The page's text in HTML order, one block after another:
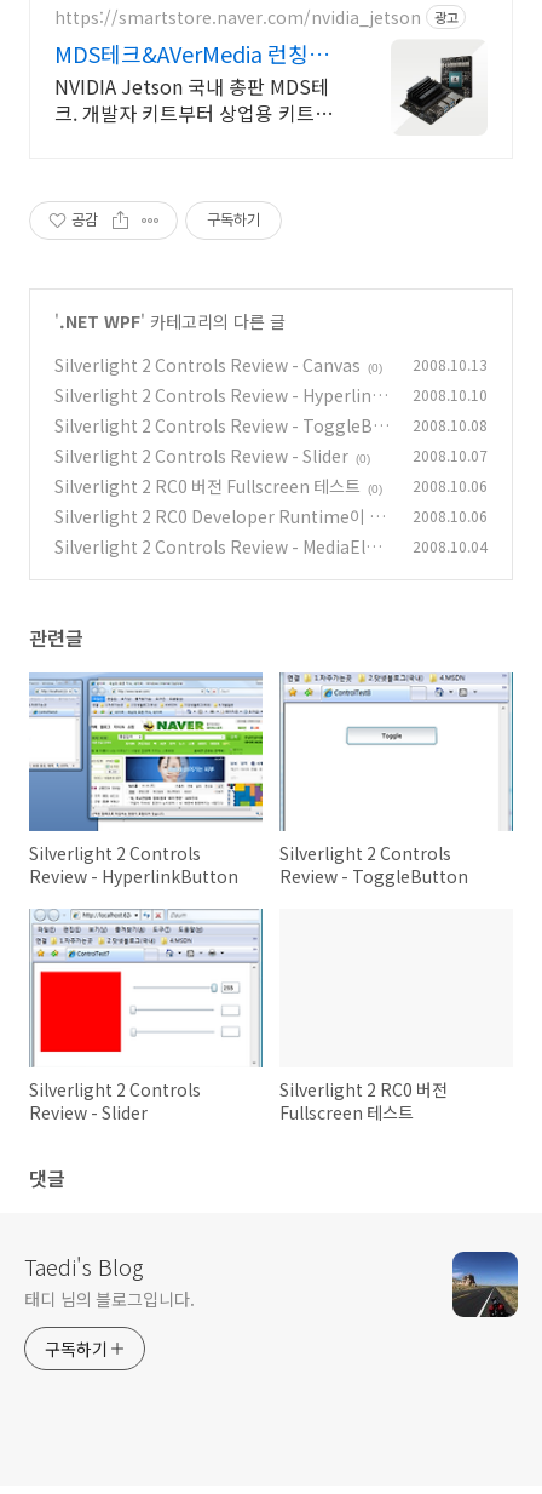
https://smartstore.naver.com/nvidia_jetson 광고
MDS테크&AVerMedia 런칭기
념할인이벤트
NVIDIA Jetson 국내 총판 MDS테
크. 개발자 키트부터 상업용 키트까
공감 구독하기
'.NET WPF' 카테고리의 다른 글
Silverlight 2 Controls Review - Canvas
(0) 2008.10.13
Silverlight 2 Controls Review - Hyperlink
Button
(0)
2008.10.10
Silverlight 2 Controls Review - ToggleBut
ton
(0)
2008.10.08
Silverlight 2 Controls Review - Slider (0) 2008.10.07
Silverlight 2 RC0 버전 Fullscreen 테스트 (0) 2008.10.06
Silverlight 2 RC0 Developer Runtime이 다
시 릴리즈 되었습니다. (0)
2008.10.06
Silverlight 2 Controls Review - MediaEle
2008.10.04
관련글
Silverlight 2 Controls
Review - HyperlinkButton
Silverlight 2 Controls
Review - ToggleButton
Silverlight 2 Controls
Review - Slider
Silverlight 2 RC0 버전
Fullscreen 테스트
댓글
Taedi's Blog
태디 님의 블로그입니다.
구독하기